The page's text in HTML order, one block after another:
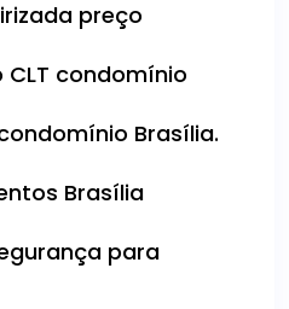
preço
condomínio
Brasília.
Brasília
para